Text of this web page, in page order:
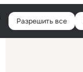
Войти
Разрешить все